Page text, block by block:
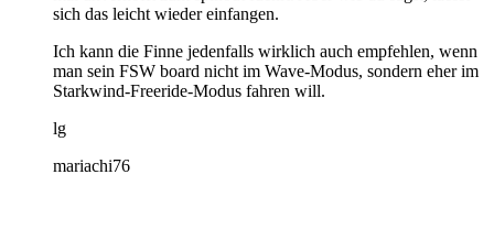
sich das leicht wieder einfangen.
Ich kann die Finne jedenfalls wirklich auch empfehlen, wenn
man sein FSW board nicht im Wave-Modus, sondern eher im
Starkwind-Freeride-Modus fahren will.
lg
mariachi76